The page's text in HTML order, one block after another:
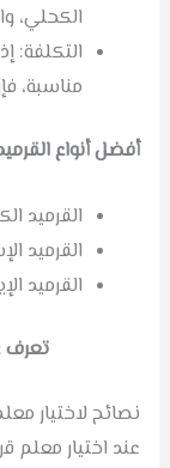
الكحلي،
التكلفة:
مناسبة،
أفضل أنواع
القرميد
القرميد
القرميد
نصائح لاختيار
عند اختيار